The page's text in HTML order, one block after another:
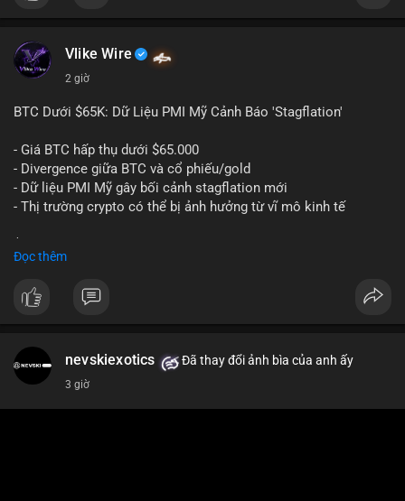
#vlikevn #titanbot
📰 Nguồn: Cointelegraph
Vlike Wire
2 giờ
BTC Dưới $65K: Dữ Liệu PMI Mỹ Cảnh Báo 'Stagflation'
- Giá BTC hấp thụ dưới $65.000
- Divergence giữa BTC và cổ phiếu/gold
- Dữ liệu PMI Mỹ gây bối cảnh stagflation mới
- Thị trường crypto có thể bị ảnh hưởng từ vĩ mô kinh tế
📰 Nguồn: Cointelegraph
Đọc thêm
nevskiexotics Đã thay đổi ảnh bìa của anh ấy
3 giờ